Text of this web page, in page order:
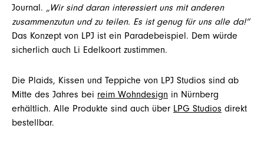
Journal. „Wir sind daran interessiert uns mit anderen
zusammenzutun und zu teilen. Es ist genug für uns alle da!“
Das Konzept von LPJ ist ein Paradebeispiel. Dem würde
sicherlich auch Li Edelkoort zustimmen.
Die Plaids, Kissen und Teppiche von LPJ Studios sind ab
Mitte des Jahres bei reim Wohndesign in Nürnberg
erhältlich. Alle Produkte sind auch über LPG Studios direkt
bestellbar.